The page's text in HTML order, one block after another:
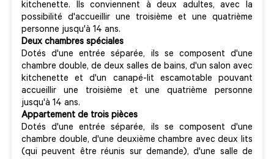
kitchenette. Ils conviennent à deux adultes, avec la
possibilité d'accueillir une troisième et une quatrième
personne jusqu'à 14 ans.
Deux chambres spéciales
Dotés d'une entrée séparée, ils se composent d'une
chambre double, de deux salles de bains, d'un salon avec
kitchenette et d'un canapé-lit escamotable pouvant
accueillir une troisième et une quatrième personne
jusqu'à 14 ans.
Appartement de trois pièces
Dotés d'une entrée séparée, ils se composent d'une
chambre double, d'une deuxième chambre avec deux lits
(qui peuvent être réunis sur demande), d'une salle de